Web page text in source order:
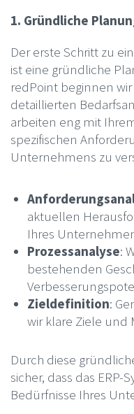
1. Gründliche
Der erste Schritt zu
ist eine gründliche
redPoint beginnen
detaillierten
arbeiten eng mit
spezifischen
Unternehmens zu
aktuellen
Ihres
Prozessanalyse:
bestehenden
Zieldefinition:
wir klare Ziele und
Durch diese
sicher, dass das
Bedürfnisse Ihres